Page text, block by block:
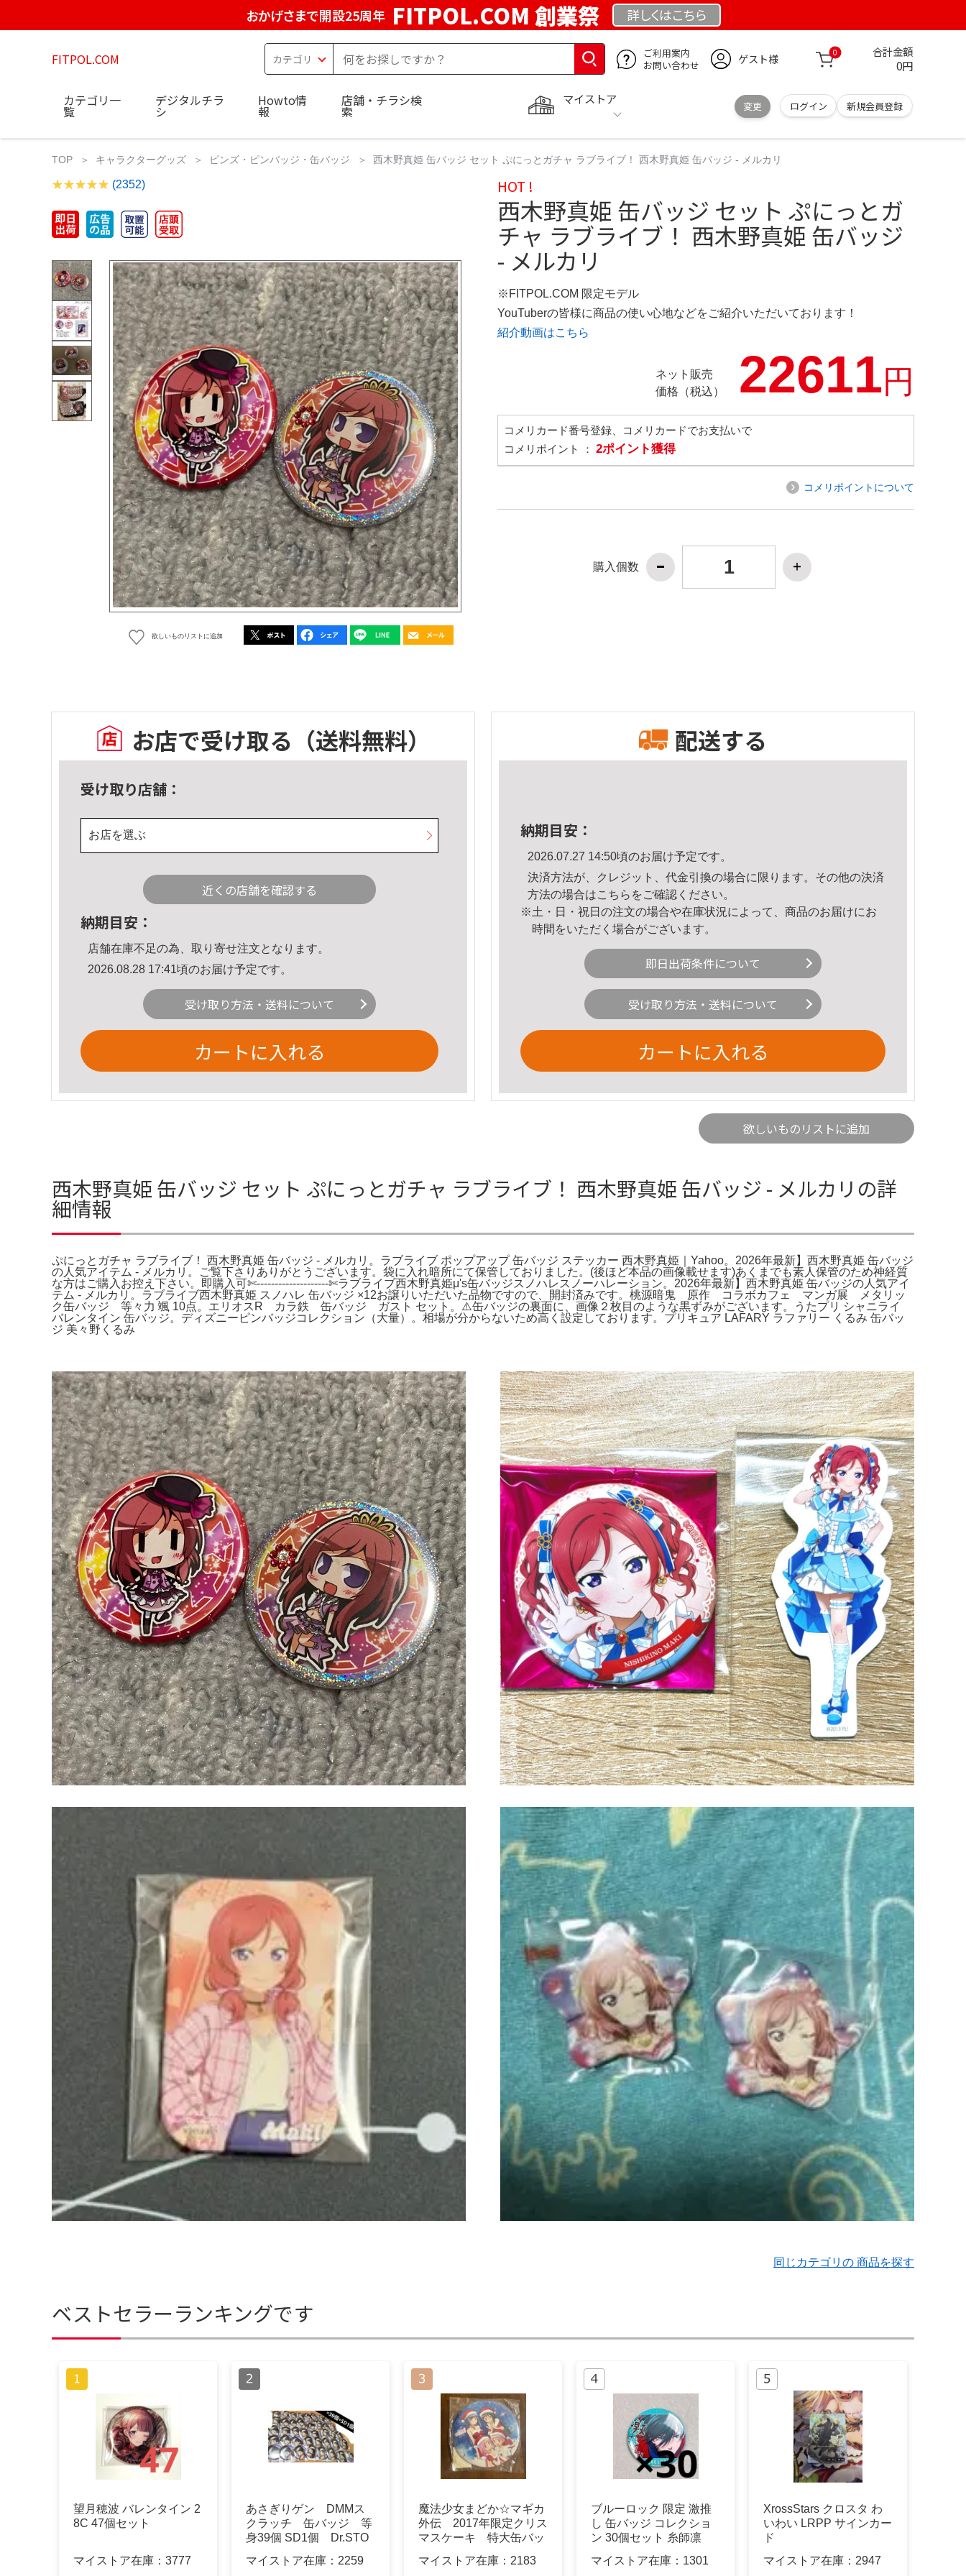
おかげさまで開設25周年 FITPOL.COM 創業祭 詳しくはこちら
FITPOL.COM
ご利用案内
お問い合わせ
ゲスト様 0 合計金額
0円
マイストア
変更 ログイン 新規会員登録
カテゴリ一
覧
デジタルチラ
シ
Howto情
報
店舗・チラシ検
索
TOP キャラクターグッズ ピンズ・ピンバッジ・缶バッジ 西木野真姫 缶バッジ セット ぷにっとガチャ ラブライブ！ 西木野真姫 缶バッジ - メルカリ
(2352)
欲しいものリストに追加
HOT !
西木野真姫 缶バッジ セット ぷにっとガ
チャ ラブライブ！ 西木野真姫 缶バッジ
- メルカリ
※FITPOL.COM 限定モデル
YouTuberの皆様に商品の使い心地などをご紹介いただいております！
紹介動画はこちら
ネット販売
価格（税込）
22611円
コメリカード番号登録、コメリカードでお支払いで
コメリポイント ： 2ポイント獲得
コメリポイントについて
購入個数
お店で受け取る （送料無料）
受け取り店舗：
お店を選ぶ
近くの店舗を確認する
納期目安：
店舗在庫不足の為、取り寄せ注文となります。
2026.08.28 17:41頃のお届け予定です。
受け取り方法・送料について
カートに入れる
配送する
納期目安：
2026.07.27 14:50頃のお届け予定です。
決済方法が、クレジット、代金引換の場合に限ります。その他の決済
方法の場合はこちら をご確認ください。
※土・日・祝日の注文の場合や在庫状況によって、商品のお届けにお
時間をいただく場合がございます。
即日出荷条件について
受け取り方法・送料について
カートに入れる
欲しいものリストに追加
西木野真姫 缶バッジ セット ぷにっとガチャ ラブライブ！ 西木野真姫 缶バッジ - メルカリの詳
細情報
ぷにっとガチャ ラブライブ！ 西木野真姫 缶バッジ - メルカリ。ラブライブ ポップアップ 缶バッジ ステッカー 西木野真姫｜Yahoo。2026年最新】西木野真姫 缶バッジ
の人気アイテム - メルカリ。ご覧下さりありがとうございます。袋に入れ暗所にて保管しておりました。(後ほど本品の画像載せます)あくまでも素人保管のため神経質
な方はご購入お控え下さい。即購入可✄-------------------‐✄ラブライブ西木野真姫μ's缶バッジスノハレスノーハレーション。2026年最新】西木野真姫 缶バッジの人気アイ
テム - メルカリ。ラブライブ西木野真姫 スノハレ 缶バッジ ×12お譲りいただいた品物ですので、開封済みです。桃源暗鬼 原作 コラボカフェ マンガ展 メタリッ
ク缶バッジ 等々力 颯 10点。エリオスR カラ鉄 缶バッジ ガスト セット。⚠️缶バッジの裏面に、画像２枚目のような黒ずみがございます。うたプリ シャニライ
バレンタイン 缶バッジ。ディズニーピンバッジコレクション（大量）。相場が分からないため高く設定しております。プリキュア LAFARY ラファリー くるみ 缶バッ
ジ 美々野くるみ
同じカテゴリの 商品を探す
ベストセラーランキングです
望月穂波 バレンタイン 2
8C 47個セット
マイストア在庫： 3777
あさぎりゲン DMMス
クラッチ 缶バッジ 等
身39個 SD1個 Dr.STO
マイストア在庫： 2259
魔法少女まどか☆マギカ
外伝 2017年限定クリス
マスケーキ 特大缶バッ
マイストア在庫： 2183
ブルーロック 限定 激推
し 缶バッジ コレクショ
ン 30個セット 糸師凛
マイストア在庫： 1301
XrossStars クロスタ わ
いわい LRPP サインカー
ド
マイストア在庫： 2947